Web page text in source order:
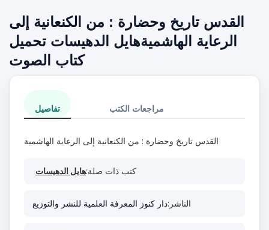
القدس تاريخ وحضارة : من الكنعانية إلى
الرعاية الهاشميةهايل الدهيسات تحميل
كتاب الصوت
تفاصيل مراجعات الكتب
القدس تاريخ وحضارة : من الكنعانية إلى الرعاية الهاشمية
كتب ذات صلة:هايل الدهيسات
الناشر:دار كنوز المعرفة العلمية للنشر والتوزيع